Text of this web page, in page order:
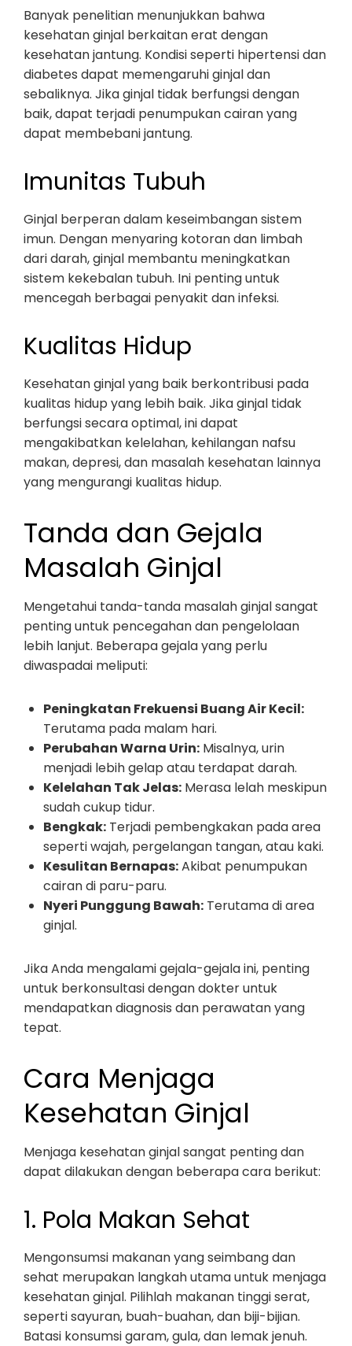
Banyak penelitian menunjukkan bahwa
kesehatan ginjal berkaitan erat dengan
kesehatan jantung. Kondisi seperti hipertensi dan
diabetes dapat memengaruhi ginjal dan
sebaliknya. Jika ginjal tidak berfungsi dengan
baik, dapat terjadi penumpukan cairan yang
dapat membebani jantung.
Imunitas Tubuh
Ginjal berperan dalam keseimbangan sistem
imun. Dengan menyaring kotoran dan limbah
dari darah, ginjal membantu meningkatkan
sistem kekebalan tubuh. Ini penting untuk
mencegah berbagai penyakit dan infeksi.
Kualitas Hidup
Kesehatan ginjal yang baik berkontribusi pada
kualitas hidup yang lebih baik. Jika ginjal tidak
berfungsi secara optimal, ini dapat
mengakibatkan kelelahan, kehilangan nafsu
makan, depresi, dan masalah kesehatan lainnya
yang mengurangi kualitas hidup.
Tanda dan Gejala
Masalah Ginjal
Mengetahui tanda-tanda masalah ginjal sangat
penting untuk pencegahan dan pengelolaan
lebih lanjut. Beberapa gejala yang perlu
diwaspadai meliputi:
Peningkatan Frekuensi Buang Air Kecil:
Terutama pada malam hari.
Perubahan Warna Urin: Misalnya, urin
menjadi lebih gelap atau terdapat darah.
Kelelahan Tak Jelas: Merasa lelah meskipun
sudah cukup tidur.
Bengkak: Terjadi pembengkakan pada area
seperti wajah, pergelangan tangan, atau kaki.
Kesulitan Bernapas:Akibat penumpukan
cairan di paru-paru.
Nyeri Punggung Bawah: Terutama di area
ginjal.
Jika Anda mengalami gejala-gejala ini, penting
untuk berkonsultasi dengan dokter untuk
mendapatkan diagnosis dan perawatan yang
tepat.
Cara Menjaga
Kesehatan Ginjal
Menjaga kesehatan ginjal sangat penting dan
dapat dilakukan dengan beberapa cara berikut:
1. Pola Makan Sehat
Mengonsumsi makanan yang seimbang dan
sehat merupakan langkah utama untuk menjaga
kesehatan ginjal. Pilihlah makanan tinggi serat,
seperti sayuran, buah-buahan, dan biji-bijian.
Batasi konsumsi garam, gula, dan lemak jenuh.